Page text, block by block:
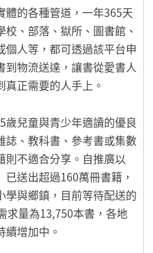
體的各種管道，一年365天
、部落、獄所、圖書館、
個人等，都可透過該平台申
到物流送達，讓書從愛書人
正需要的人手上。
歲兒童與青少年適讀的優良
誌、教科書、參考書或集數
則不適合分享。自推廣以
送出超過160萬冊書籍，
學與鄉鎮，目前等待配送的
求量為13,750本書，各地
續增加中。